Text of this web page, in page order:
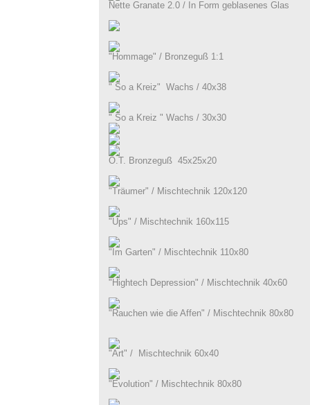
Nette Granate 2.0 / In Form geblasenes Glas
"Hommage" / Bronzeguß 1:1
" So a Kreiz" Wachs / 40x38
" So a Kreiz " Wachs / 30x30
O.T. Bronzeguß 45x25x20
"Träumer" / Mischtechnik 120x120
"Ups" / Mischtechnik 160x115
"Im Garten" / Mischtechnik 110x80
"Hightech Depression" / Mischtechnik 40x60
"Rauchen wie die Affen" / Mischtechnik 80x80
"Art" / Mischtechnik 60x40
"Evolution" / Mischtechnik 80x80